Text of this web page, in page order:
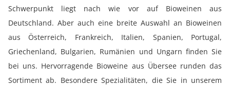
Schwerpunkt liegt nach wie vor auf Bioweinen aus
Deutschland. Aber auch eine breite Auswahl an Bioweinen
aus Österreich, Frankreich, Italien, Spanien, Portugal,
Griechenland, Bulgarien, Rumänien und Ungarn finden Sie
bei uns. Hervorragende Bioweine aus Übersee runden das
Sortiment ab. Besondere Spezialitäten, die Sie in unserem